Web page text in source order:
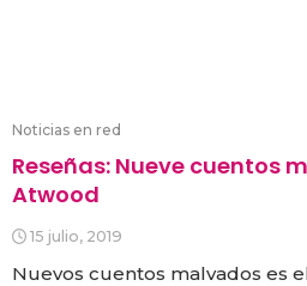
Noticias en red
Reseñas: Nueve cuentos
Atwood
15 julio, 2019
Nuevos cuentos malvados es